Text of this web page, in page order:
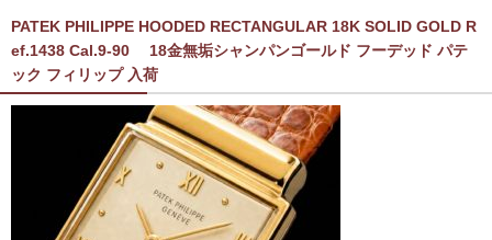
PATEK PHILIPPE HOODED RECTANGULAR 18K SOLID GOLD R
ef.1438 Cal.9-90 18金無垢シャンパンゴールド フーデッド パテ
ック フィリップ 入荷